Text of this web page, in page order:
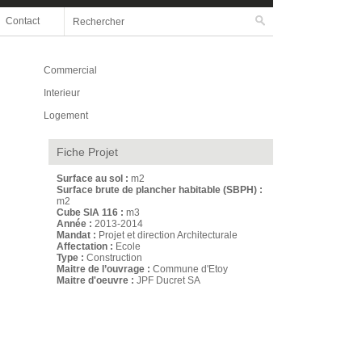
Commercial
Interieur
Logement
Formulaire de recherche
Contact
Fiche Projet
Surface au sol : m2
Surface brute de plancher habitable (SBPH) :
m2
Cube SIA 116 : m3
Année : 2013-2014
Mandat : Projet et direction Architecturale
Affectation : Ecole
Type : Construction
Maitre de l’ouvrage : Commune d'Etoy
Maitre d'oeuvre : JPF Ducret SA